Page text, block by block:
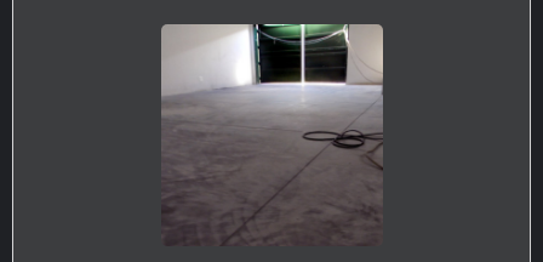
químicas e mecânicas, podendo ser aplicado em bases
de concreto tanto novas quanto nas mais antigas.
Vantagens do produto Matéria-prima de qualidade; Alta
performance; Diversidade de modelos, tamanhos e
cores; Preço justo e acessível. Informações adicionais O
piso epóxi espatulado é aplicado conforme as normas
competentes ao meio ambiente, oferecendo soluções ao
revestimento de pisos desgastados de concreto do